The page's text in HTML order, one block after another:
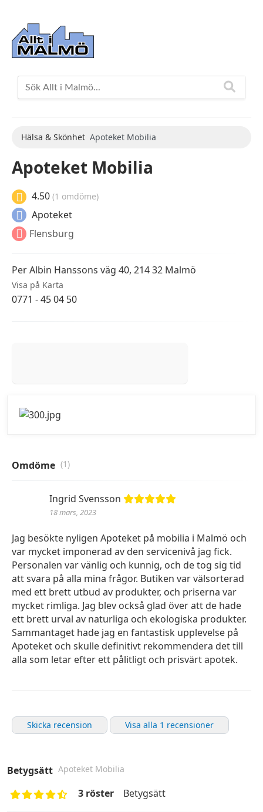
Hälsa & Skönhet Apoteket Mobilia
Apoteket Mobilia
4.50 (1 omdöme)
Apoteket
Flensburg
Per Albin Hanssons väg 40, 214 32 Malmö
Visa på Karta
0771 - 45 04 50
Omdöme (1)
Ingrid Svensson
18 mars, 2023
Jag besökte nyligen Apoteket på mobilia i Malmö och
var mycket imponerad av den servicenivå jag fick.
Personalen var vänlig och kunnig, och de tog sig tid
att svara på alla mina frågor. Butiken var välsorterad
med ett brett utbud av produkter, och priserna var
mycket rimliga. Jag blev också glad över att de hade
ett brett urval av naturliga och ekologiska produkter.
Sammantaget hade jag en fantastisk upplevelse på
Apoteket och skulle definitivt rekommendera det till
alla som letar efter ett pålitligt och prisvärt apotek.
Skicka recension Visa alla 1 recensioner
Betygsätt Apoteket Mobilia
Betygsätt
3 röster